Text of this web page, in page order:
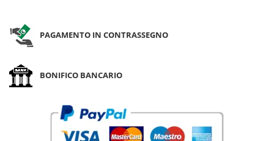
PAGAMENTO IN CONTRASSEGNO
BONIFICO BANCARIO